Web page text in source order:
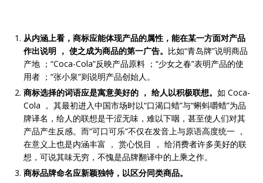
从内涵上看，商标应能体现产品的属性，能在某一方面对产品
作出说明 ， 使之成为商品的第一广告。 比如“青岛牌”说明商品
产地 ；“Coca-Cola”反映产品原料 ；“少女之春”表明产品的使
用者 ；“张小泉”则说明产品创始人。
商标选择的词语应是寓意美好的 ， 给人以积极联想。 如 Coca-
Cola ， 其最初进入中国市场时以“口渴口蜡”与“蝌蚪嚼蜡”为品
牌译名，给人的联想是干涩无味，难以下咽，甚至使人们对其
产品产生反感。而“可口可乐”不仅在发音上与原语高度统一 ，
在意义上也是内涵丰富 ， 赏心悦目 ， 给消费者许多美好的联
想，可说其味无穷，不愧是品牌翻译中的上乘之作。
商标品牌命名应新颖独特，以区分同类商品。